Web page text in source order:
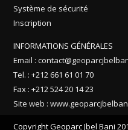
Système de sécurité
Inscription
INFORMATIONS GÉNÉRALES
Email :
Tel. : +212 661 61 01 70
Fax : +212 524 20 14 23
Site web :
Copyright Geoparc Jbel Bani